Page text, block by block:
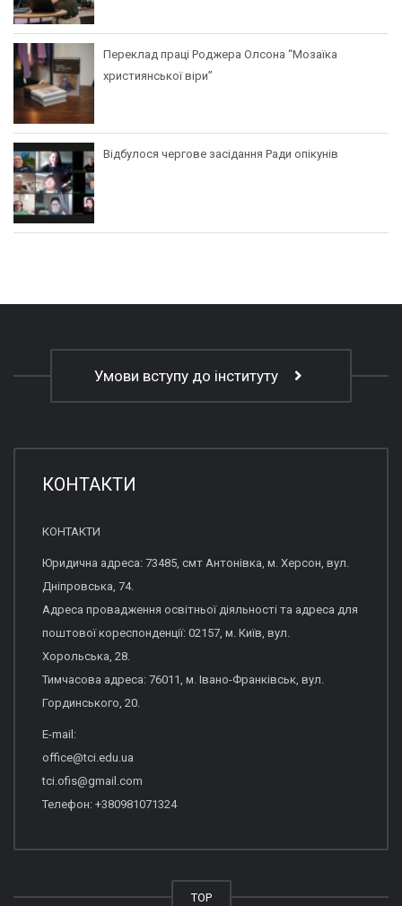
Переклад праці Роджера Олсона “Мозаїка
християнської віри”
Відбулося чергове засідання Ради опікунів
Умови вступу до інституту
КОНТАКТИ
КОНТАКТИ
Юридична адреса: 73485, смт Антонівка, м. Херсон, вул.
Дніпровська, 74.
Адреса провадження освітньої діяльності та адреса для
поштової кореспонденції: 02157, м. Київ, вул.
Хорольська, 28.
Тимчасова адреса: 76011, м. Івано-Франківськ, вул.
Гординського, 20.
E-mail:
office@tci.edu.ua
tci.ofis@gmail.com
Телефон: +380981071324
TOP